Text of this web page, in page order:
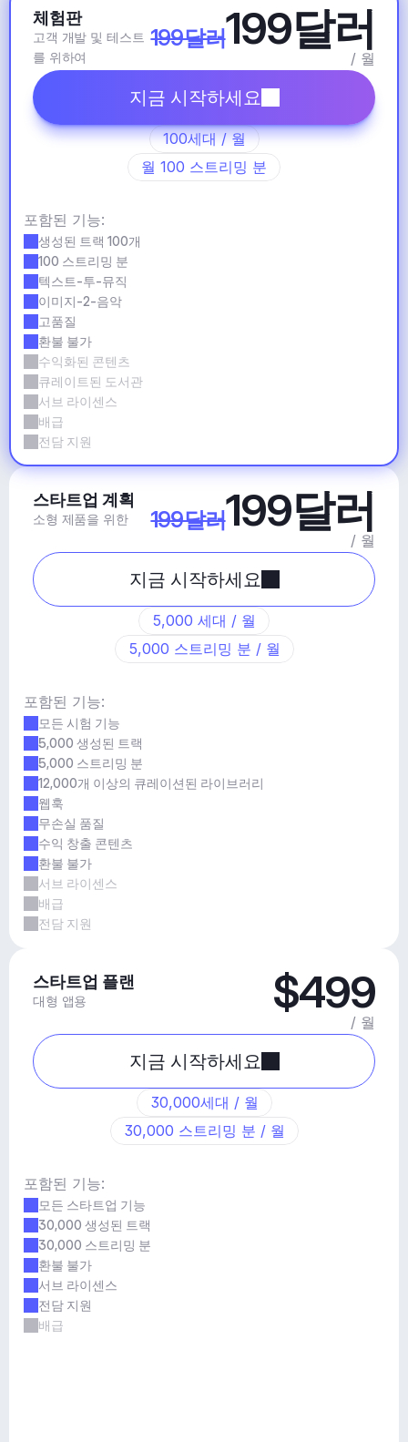
체험판
고객 개발 및 테스트
를 위하여
199달러199달러
/ 월
지금 시작하세요
100세대 / 월
월 100 스트리밍 분
포함된 기능:
생성된 트랙 100개
100 스트리밍 분
텍스트-투-뮤직
이미지-2-음악
고품질
환불 불가
수익화된 콘텐츠
큐레이트된 도서관
서브 라이센스
배급
전담 지원
스타트업 계획
소형 제품을 위한 199달러199달러
/ 월
지금 시작하세요
5,000 세대 / 월
5,000 스트리밍 분 / 월
포함된 기능:
모든 시험 기능
5,000 생성된 트랙
5,000 스트리밍 분
12,000개 이상의 큐레이션된 라이브러리
웹훅
무손실 품질
수익 창출 콘텐츠
환불 불가
서브 라이센스
배급
전담 지원
스타트업 플랜
대형 앱용 $499
/ 월
지금 시작하세요
30,000세대 / 월
30,000 스트리밍 분 / 월
포함된 기능:
모든 스타트업 기능
30,000 생성된 트랙
30,000 스트리밍 분
환불 불가
서브 라이센스
전담 지원
배급